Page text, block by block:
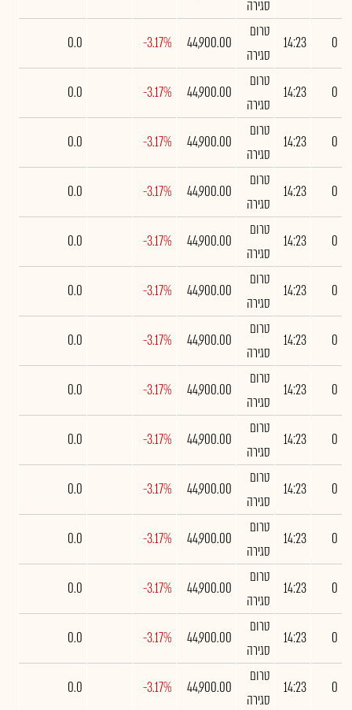
סגירה
0
14:23
טרום
סגירה
44,900.00
-3.17%
0.0
0
14:23
טרום
סגירה
44,900.00
-3.17%
0.0
0
14:23
טרום
סגירה
44,900.00
-3.17%
0.0
0
14:23
טרום
סגירה
44,900.00
-3.17%
0.0
0
14:23
טרום
סגירה
44,900.00
-3.17%
0.0
0
14:23
טרום
סגירה
44,900.00
-3.17%
0.0
0
14:23
טרום
סגירה
44,900.00
-3.17%
0.0
0
14:23
טרום
סגירה
44,900.00
-3.17%
0.0
0
14:23
טרום
סגירה
44,900.00
-3.17%
0.0
0
14:23
טרום
סגירה
44,900.00
-3.17%
0.0
0
14:23
טרום
סגירה
44,900.00
-3.17%
0.0
0
14:23
טרום
סגירה
44,900.00
-3.17%
0.0
0
14:23
טרום
סגירה
44,900.00
-3.17%
0.0
0
14:23
טרום
סגירה
44,900.00
-3.17%
0.0